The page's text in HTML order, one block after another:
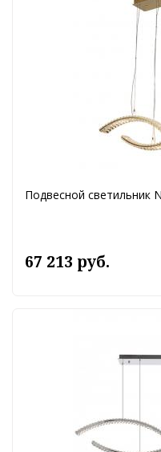
Подвесной светильник
67 213 руб.